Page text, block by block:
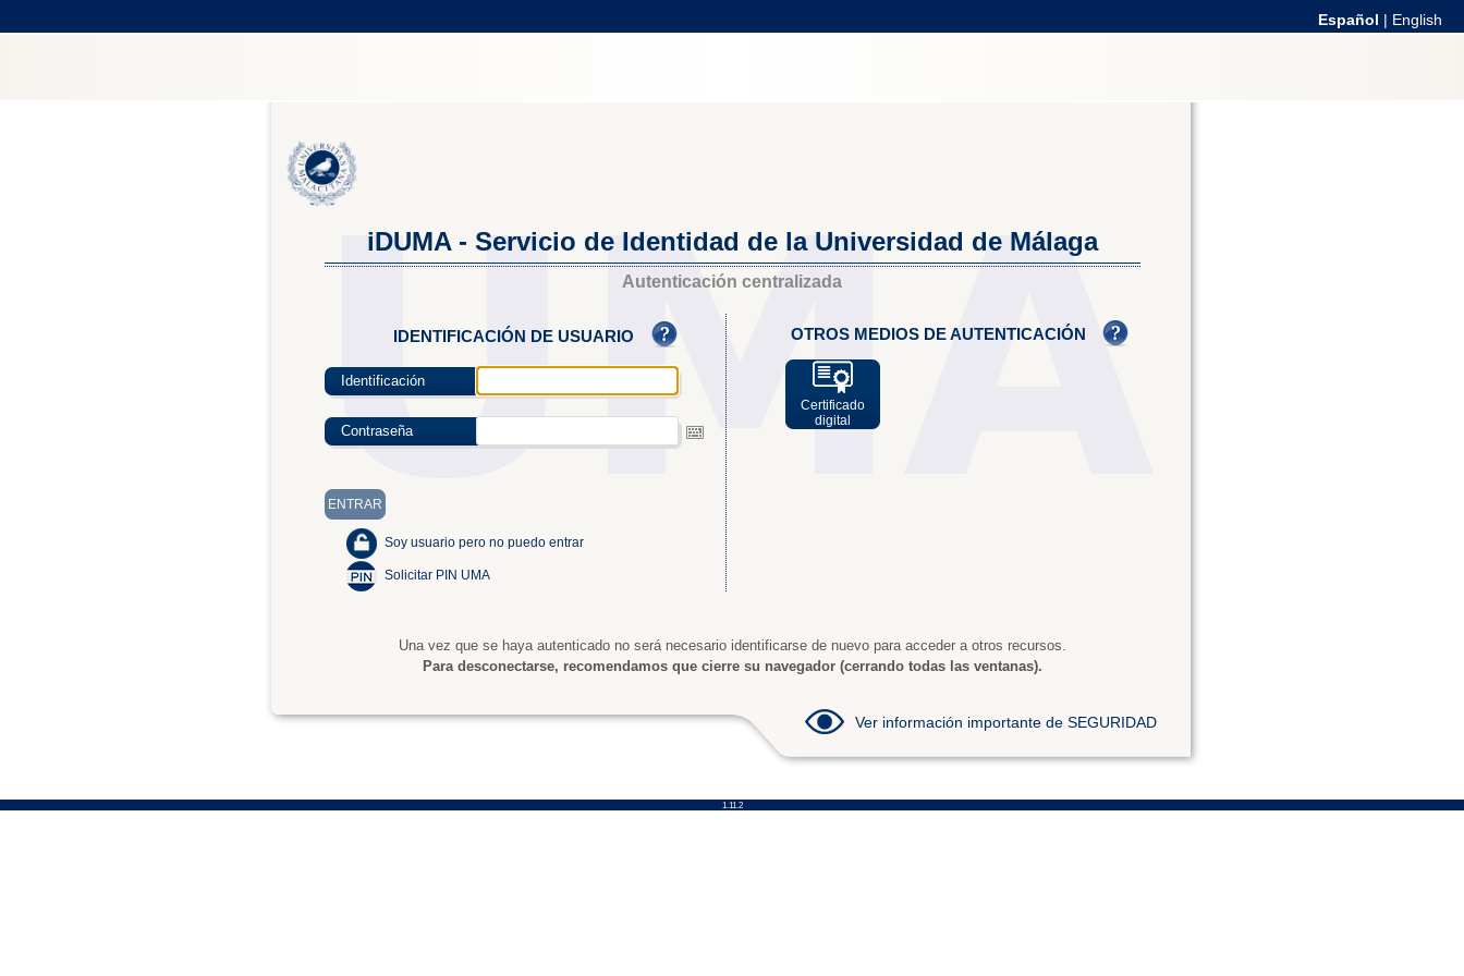
Español | English
iDUMA - Servicio de Identidad de la Universidad de Málaga
Autenticación centralizada
IDENTIFICACIÓN DE USUARIO
Identificación
Contraseña
Soy usuario pero no puedo entrar
Solicitar PIN UMA
OTROS MEDIOS DE AUTENTICACIÓN
Certificado
digital
Una vez que se haya autenticado no será necesario identificarse de nuevo para acceder a otros recursos.
Para desconectarse, recomendamos que cierre su navegador (cerrando todas las ventanas).
Ver información importante de SEGURIDAD
1.11.2